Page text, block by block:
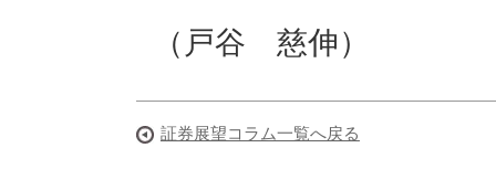
（戸谷 慈伸）
証券展望コラム一覧へ戻る